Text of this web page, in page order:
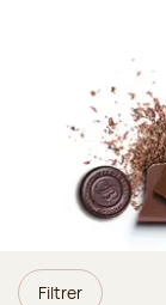
Filtrer